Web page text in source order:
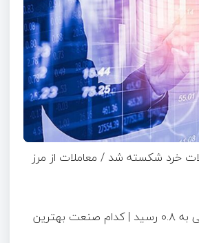
خرد شکسته شد / معاملات از مرز
قدرت خریدار حقیقی به ۰.۸ رسید | کدام صنعت بهترین